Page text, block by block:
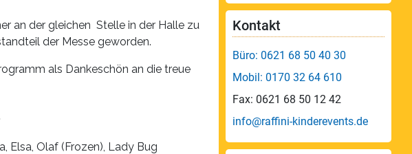
an der gleichen Stelle in der Halle zu
der Messe geworden.
als Dankeschön an die treue
Elsa, Olaf (Frozen), Lady Bug
Kontakt
Büro: 0621 68 50 40 30
Mobil: 0170 32 64 610
Fax: 0621 68 50 12 42
info@raffini-kinderevents.de